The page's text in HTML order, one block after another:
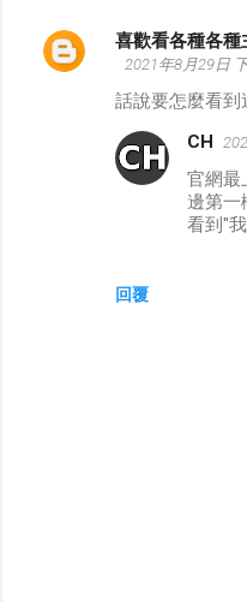
喜歡看各種各
2021年8月29日
話說要怎麼看到
回覆
CH
官網最
邊第一
看到"